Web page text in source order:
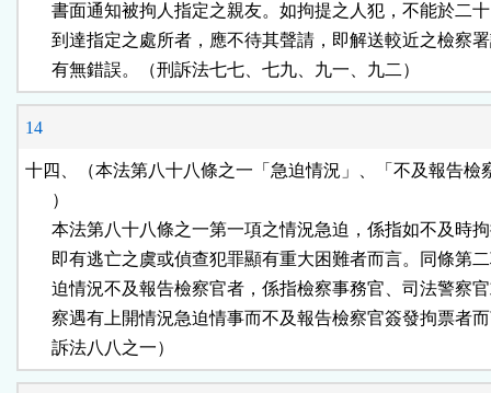
書面通知被拘人指定之親友。如拘提之人犯，不能於二
到達指定之處所者，應不待其聲請，即解送較近之檢察
      有無錯誤。（刑訴法七七、七九、九一、九二）
14
十四、（本法第八十八條之一「急迫情況」、「不及報告檢
      ）
本法第八十八條之一第一項之情況急迫，係指如不及時
即有逃亡之虞或偵查犯罪顯有重大困難者而言。同條第
迫情況不及報告檢察官者，係指檢察事務官、司法警察
察遇有上開情況急迫情事而不及報告檢察官簽發拘票者
      訴法八八之一）